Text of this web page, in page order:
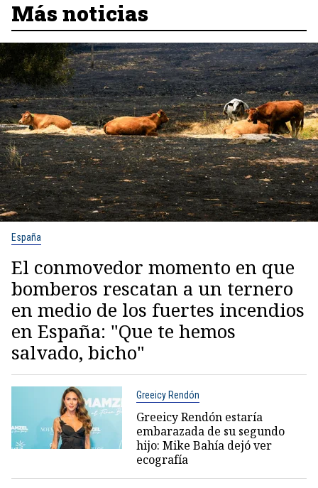
Más noticias
España
El conmovedor momento en que
bomberos rescatan a un ternero
en medio de los fuertes incendios
en España: "Que te hemos
salvado, bicho"
Greeicy Rendón
Greeicy Rendón estaría
embarazada de su segundo
hijo: Mike Bahía dejó ver
ecografía